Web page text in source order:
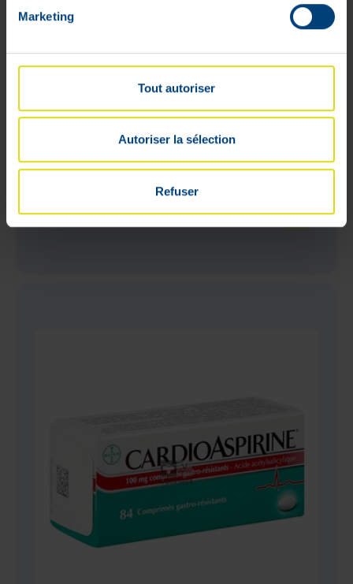
Marketing
Tout autoriser
Autoriser la sélection
Refuser
Asaflow 80 Mg 168 Comprimes